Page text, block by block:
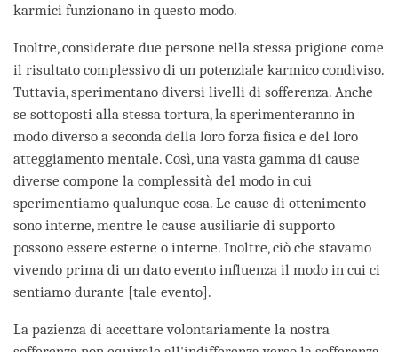
karmici funzionano in questo modo.
Inoltre, considerate due persone nella stessa prigione come
il risultato complessivo di un potenziale karmico condiviso.
Tuttavia, sperimentano diversi livelli di sofferenza. Anche
se sottoposti alla stessa tortura, la sperimenteranno in
modo diverso a seconda della loro forza fisica e del loro
atteggiamento mentale. Così, una vasta gamma di cause
diverse compone la complessità del modo in cui
sperimentiamo qualunque cosa. Le cause di ottenimento
sono interne, mentre le cause ausiliarie di supporto
possono essere esterne o interne. Inoltre, ciò che stavamo
vivendo prima di un dato evento influenza il modo in cui ci
sentiamo durante [tale evento].
La pazienza di accettare volontariamente la nostra